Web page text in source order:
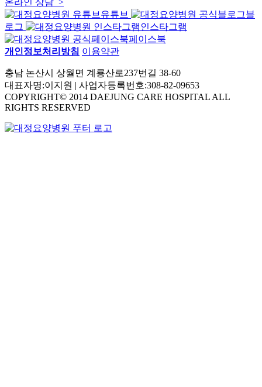
유튜브
블
로그
인스타그램
페이스북
개인정보처리방침 이용약관
충남 논산시 상월면 계룡산로237번길 38-60
대표자명:이지원 | 사업자등록번호:308-82-09653
COPYRIGHT© 2014 DAEJUNG CARE HOSPITAL ALL
RIGHTS RESERVED